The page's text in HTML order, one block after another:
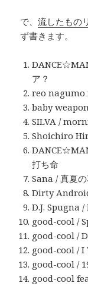
で、流したもの
ず書きます。
ア？
reo nagumo
baby
SILVA /
Shoichiro
打ち命
Sana / 真夏
Dirty
D.J. Spugna
good-cool /
good-cool /
good-cool / I
good-cool /
good-cool